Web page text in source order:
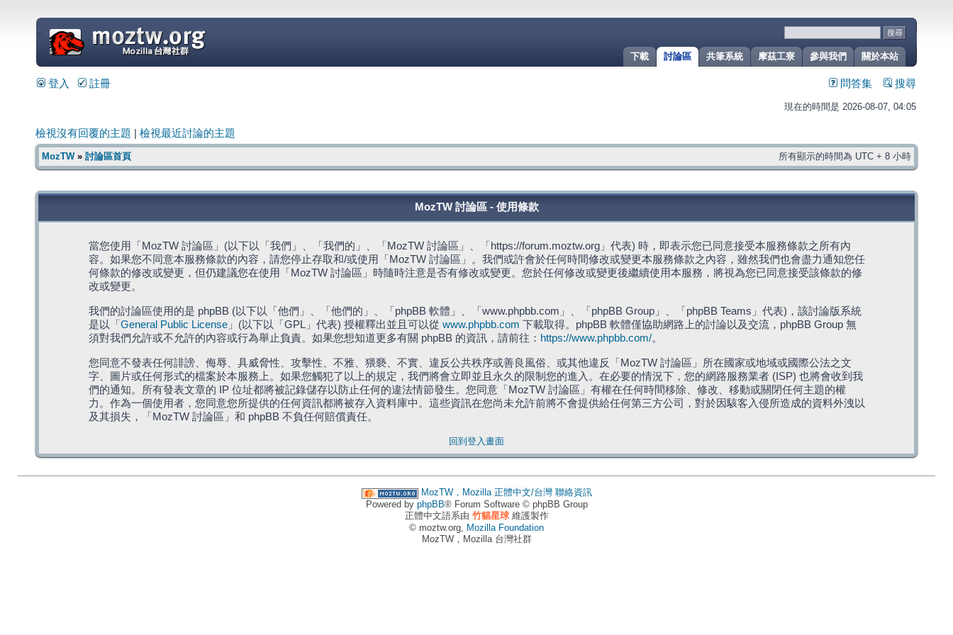
關於本站
參與我們
摩茲工寮
共筆系統
討論區
下載
=
登入 註冊 問答集 搜尋
現在的時間是 2026-08-07, 04:05
檢視沒有回覆的主題 檢視最近討論的主題
MozTW» 討論區首頁 所有顯示的時間為 UTC + 8 小時
MozTW 討論區 - 使用條款
當您使用「MozTW 討論區」(以下以「我們」、「我們的」、「MozTW 討論區」、「https://forum.moztw.org」代表) 時，即表示您已同意接受本服務條款之所有內
容。如果您不同意本服務條款的內容，請您停止存取和/或使用「MozTW 討論區」。我們或許會於任何時間修改或變更本服務條款之內容，雖然我們也會盡力通知您任
何條款的修改或變更，但仍建議您在使用「MozTW 討論區」時隨時注意是否有修改或變更。您於任何修改或變更後繼續使用本服務，將視為您已同意接受該條款的修
改或變更。
我們的討論區使用的是 phpBB (以下以「他們」、「他們的」、「phpBB 軟體」、「www.phpbb.com」、「phpBB Group」、「phpBB Teams」代表)，該討論版系統
是以「 General Public License」(以下以「GPL」代表) 授權釋出並且可以從 www.phpbb.com 下載取得。phpBB 軟體僅協助網路上的討論以及交流，phpBB Group 無
須對我們允許或不允許的內容或行為舉止負責。如果您想知道更多有關 phpBB 的資訊，請前往： https://www.phpbb.com/。
您同意不發表任何誹謗、侮辱、具威脅性、攻擊性、不雅、猥褻、不實、違反公共秩序或善良風俗、或其他違反「MozTW 討論區」所在國家或地域或國際公法之文
字、圖片或任何形式的檔案於本服務上。如果您觸犯了以上的規定，我們將會立即並且永久的限制您的進入。在必要的情況下，您的網路服務業者 (ISP) 也將會收到我
們的通知。所有發表文章的 IP 位址都將被記錄儲存以防止任何的違法情節發生。您同意「MozTW 討論區」有權在任何時間移除、修改、移動或關閉任何主題的權
力。作為一個使用者，您同意您所提供的任何資訊都將被存入資料庫中。這些資訊在您尚未允許前將不會提供給任何第三方公司，對於因駭客入侵所造成的資料外洩以
及其損失，「MozTW 討論區」和 phpBB 不負任何賠償責任。
回到登入畫面
MozTW，Mozilla 正體中文/台灣 聯絡資訊
Powered by phpBB® Forum Software © phpBB Group
正體中文語系由 竹貓星球維護製作
© moztw.org, Mozilla Foundation
MozTW，Mozilla 台灣社群